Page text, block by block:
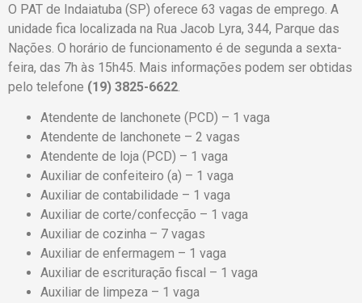
O PAT de Indaiatuba (SP) oferece 63 vagas de emprego. A
unidade fica localizada na Rua Jacob Lyra, 344, Parque das
Nações. O horário de funcionamento é de segunda a sexta-
feira, das 7h às 15h45. Mais informações podem ser obtidas
pelo telefone (19) 3825-6622.
Atendente de lanchonete (PCD) – 1 vaga
Atendente de lanchonete – 2 vagas
Atendente de loja (PCD) – 1 vaga
Auxiliar de confeiteiro (a) – 1 vaga
Auxiliar de contabilidade – 1 vaga
Auxiliar de corte/confecção – 1 vaga
Auxiliar de cozinha – 7 vagas
Auxiliar de enfermagem – 1 vaga
Auxiliar de escrituração fiscal – 1 vaga
Auxiliar de limpeza – 1 vaga